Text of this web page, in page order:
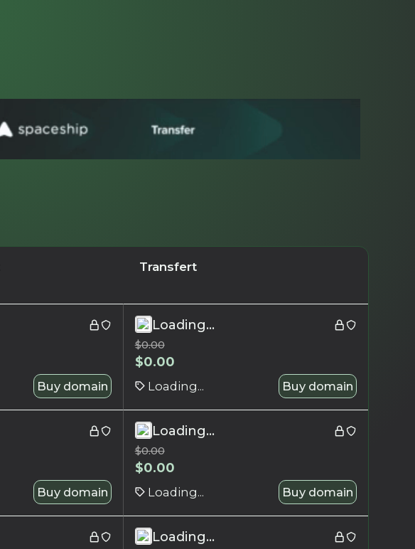
Transfert
Buy domain
Loading...
$0.00
$0.00
Loading... Buy domain
Buy domain
Loading...
$0.00
$0.00
Loading... Buy domain
Loading...